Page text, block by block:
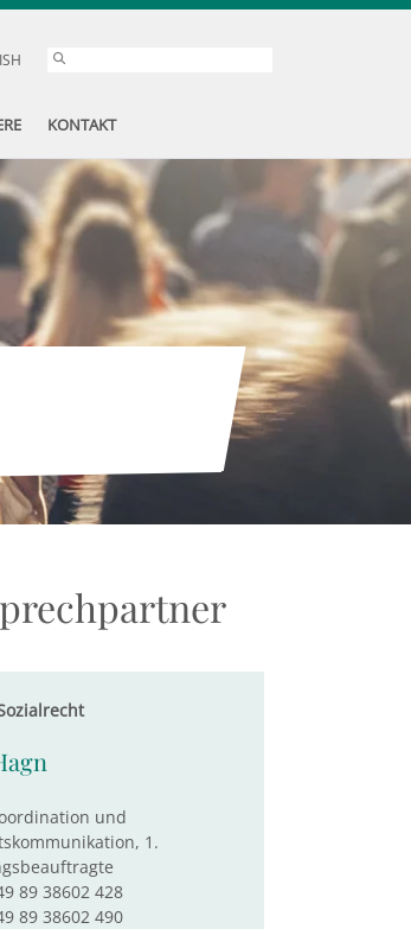
KONTAKT
und
1.
89 38602 428
89 38602 490